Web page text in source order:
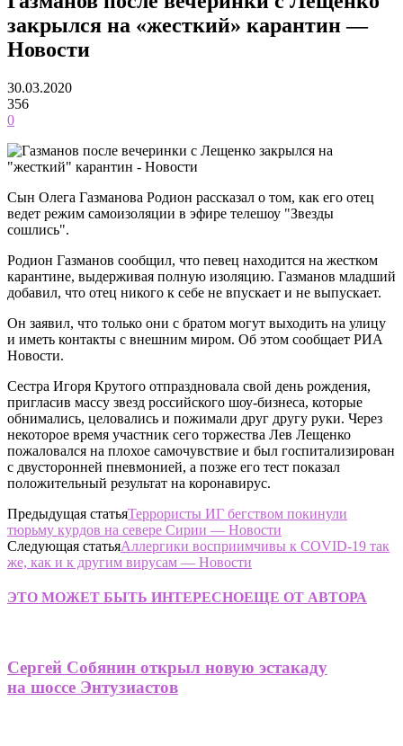
закрылся на «жесткий» карантин —
Новости
30.03.2020
356
0
Сын Олега Газманова Родион рассказал о том, как его отец
ведет режим самоизоляции в эфире телешоу "Звезды
сошлись".
Родион Газманов сообщил, что певец находится на жестком
карантине, выдерживая полную изоляцию. Газманов младший
добавил, что отец никого к себе не впускает и не выпускает.
Он заявил, что только они с братом могут выходить на улицу
и иметь контакты с внешним миром. Об этом сообщает РИА
Новости.
Сестра Игоря Крутого отпраздновала свой день рождения,
пригласив массу звезд российского шоу-бизнеса, которые
обнимались, целовались и пожимали друг другу руки. Через
некоторое время участник сего торжества Лев Лещенко
пожаловался на плохое самочувствие и был госпитализирован
с двусторонней пневмонией, а позже его тест показал
положительный результат на коронавирус.
Предыдущая статьяТеррористы ИГ бегством покинули
тюрьму курдов на севере Сирии — Новости
Следующая статьяАллергики восприимчивы к COVID-19 так
же, как и к другим вирусам — Новости
ЭТО МОЖЕТ БЫТЬ ИНТЕРЕСНОЕЩЕ ОТ АВТОРА
Сергей Собянин открыл новую эстакаду
на шоссе Энтузиастов